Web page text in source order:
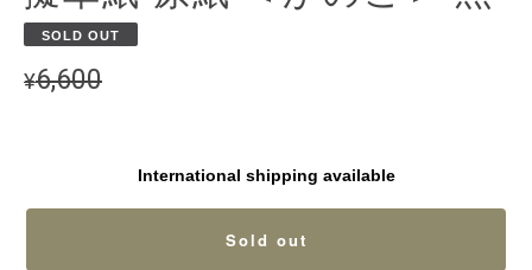
SOLD OUT
¥6,600
International shipping available
Sold out